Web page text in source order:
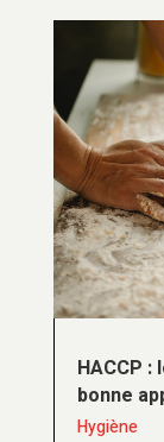
HACCP
bonne
Hygiène